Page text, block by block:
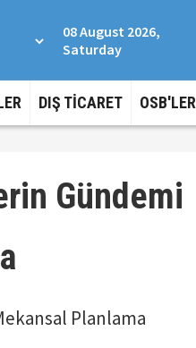
08 August 2026,
Saturday
DIŞ TİCARET OSB'LER
Gündemi
Planlama